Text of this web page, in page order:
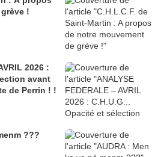
!
2026 :
avant
de Perrin ! !
???